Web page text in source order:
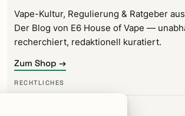
Vape-Kultur, Regulierung & Ratgeber
Der Blog von E6 House of Vape —
recherchiert, redaktionell kuratiert.
Zum Shop →
RECHTLICHES